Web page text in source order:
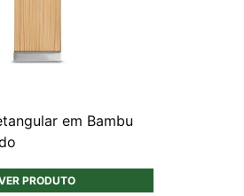
em Bambu
PRODUTO